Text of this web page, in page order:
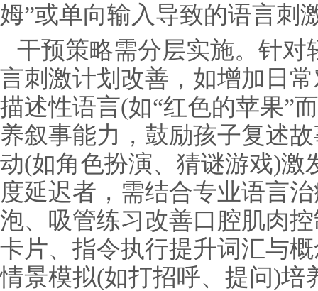
姆”或单向输入导致的语言刺
干预策略需分层实施。针
言刺激计划改善，如增加日
描述性语言(如“红色的苹果”
养叙事能力，鼓励孩子复述
动(如角色扮演、猜谜游戏)激
度延迟者，需结合专业语言
泡、吸管练习改善口腔肌肉
卡片、指令执行提升词汇与
情景模拟(如打招呼、提问)培